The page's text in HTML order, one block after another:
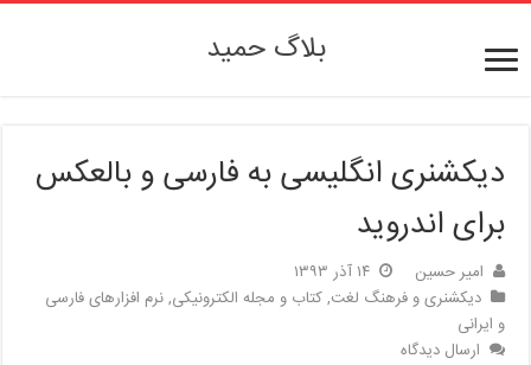
بلاگ حمید
دیکشنری انگلیسی به فارسی و بالعکس
برای اندروید
امیر حسین
۱۴ آذر ۱۳۹۳
دیکشنری و فرهنگ لغت,کتاب و مجله الکترونیکی,نرم افزارهای فارسی
و ایرانی
ارسال دیدگاه